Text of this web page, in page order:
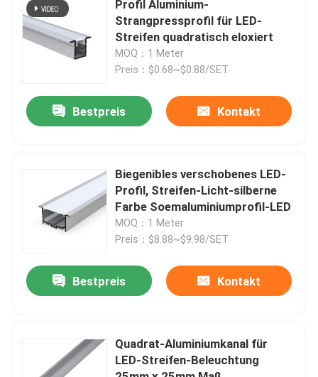
Produkte
Über uns
Fabrik-Ausflug
Treten Sie mit uns in Verbindung
Nachrichten
Angebrachtes LED-Oberflächenprofil
Profil der Fasergipsplatten-LED
Profil Aluminium-
Strangpressprofil für LED-
Streifen quadratisch eloxiert
MOQ：1 Meter
Preis：$0.68~$0.88/SET
Bestpreis Kontakt
Biegenibles verschobenes LED-
Profil, Streifen-Licht-silberne
Farbe Soemaluminiumprofil-LED
MOQ：1 Meter
Preis：$8.88~$9.98/SET
Bestpreis Kontakt
Quadrat-Aluminiumkanal für
LED-Streifen-Beleuchtung